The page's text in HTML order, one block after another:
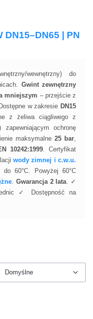
| PN
wewnętrzny) do
Gwint zewnętrzny
mniejszym – przejście z
w zakresie DN15
z żeliwa ciągliwego z
zapewniającym ochronę
maksymalne 25 bar
10242:1999. Certyfikat
wody zimnej i c.w.u.
do 60°C. Powyżej 60°C
Gwarancja 2 lata . ✓
✓ Dostępność na
Domyślne